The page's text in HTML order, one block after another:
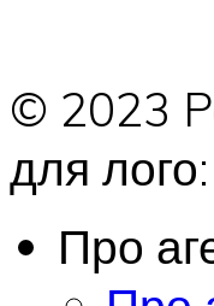
© 2023
для
Про